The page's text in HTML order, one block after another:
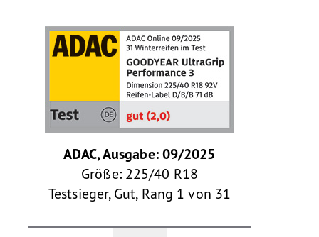
ADAC, Ausgabe: 09/2025
Größe: 225/40 R18
Testsieger, Gut, Rang 1 von 31